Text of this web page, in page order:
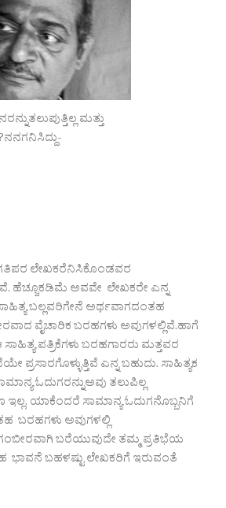
ಮತ್ತು
ಲೇಖಕರೆನಿಸಿಕೊಂಡವರ
ಹೆಚ್ಚೂಕಡಿಮೆ ಅವವೇ ಲೇಖಕರೇ ಎನ್ನ
ಬಲ್ಲವರಿಗೇನೆ ಅರ್ಥವಾಗದಂತಹ
ವೈಚಾರಿಕ ಬರಹಗಳು ಅವುಗಳಲ್ಲಿವೆ.ಹಾಗೆ
ಪತ್ರಿಕೆಗಳು ಬರಹಗಾರರು ಮತ್ತವರ
ಪ್ರಸಾರಗೊಳ್ಳುತ್ತಿವೆ ಎನ್ನ ಬಹುದು. ಸಾಹಿತ್ಯಕ
ಓದುಗರನ್ನುಅವು ತಲುಪಿಲ್ಲ
ಇಲ್ಲ. ಯಾಕೆಂದರೆ ಸಾಮಾನ್ಯ ಓದುಗನೊಬ್ಬನಿಗೆ
ಬರಹಗಳು ಅವುಗಳಲ್ಲಿ
ಗಂಬೀರವಾಗಿ ಬರೆಯುವುದೇ ತಮ್ಮ ಪ್ರತಿಭೆಯ
ಭಾವನೆ ಬಹಳಷ್ಟು ಲೇಖಕರಿಗೆ ಇರುವಂತೆ